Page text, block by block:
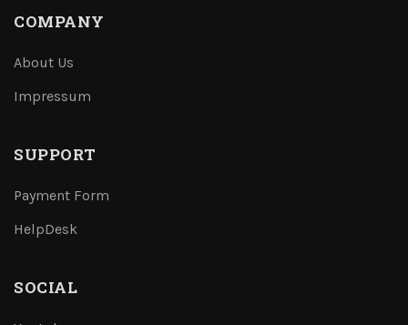
COMPANY
About Us
Impressum
SUPPORT
Payment Form
HelpDesk
SOCIAL